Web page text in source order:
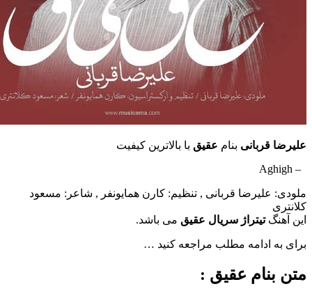
بنام عقیقبا بالاترین کیفیت
قربانی , تنظیم: کارن همایونفر , شاعر: مسعود
تیتراژ سریال عقیقمی باشد.
ادامه مطلب مراجعه کنید …
عقیق :